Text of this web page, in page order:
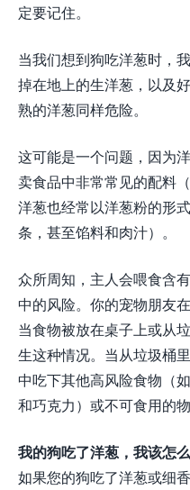
定要记住。
当我们想到狗吃洋葱时，
掉在地上的生洋葱，以及
熟的洋葱同样危险。
这可能是一个问题，因为
卖食品中非常常见的配料
洋葱也经常以洋葱粉的形
条，甚至馅料和肉汁）。
众所周知，主人会喂食含
中的风险。你的宠物朋友
当食物被放在桌子上或从
生这种情况。当从垃圾桶
中吃下其他高风险食物（
和巧克力）或不可食用的
我的狗吃了洋葱，我该怎
如果您的狗吃了洋葱或细